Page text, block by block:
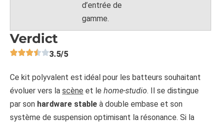
d’entrée de
gamme.
Verdict
3.5/5
Ce kit polyvalent est idéal pour les batteurs souhaitant
évoluer vers la scène et le home-studio. Il se distingue
par son hardware stable à double embase et son
système de suspension optimisant la résonance. Si la